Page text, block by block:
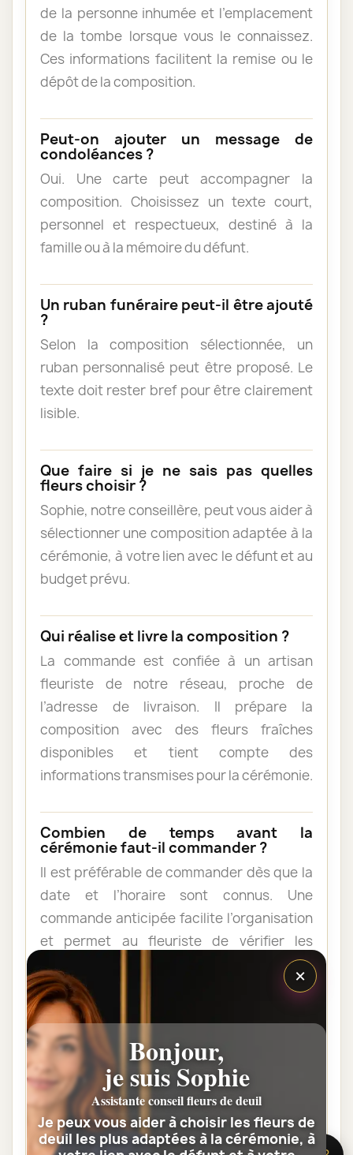
de la personne inhumée et l’emplacement
de la tombe lorsque vous le connaissez.
Ces informations facilitent la remise ou le
dépôt de la composition.
Peut-on ajouter un message de
condoléances ?
Oui. Une carte peut accompagner la
composition. Choisissez un texte court,
personnel et respectueux, destiné à la
famille ou à la mémoire du défunt.
Un ruban funéraire peut-il être ajouté
?
Selon la composition sélectionnée, un
ruban personnalisé peut être proposé. Le
texte doit rester bref pour être clairement
lisible.
Que faire si je ne sais pas quelles
fleurs choisir ?
Sophie, notre conseillère, peut vous aider à
sélectionner une composition adaptée à la
cérémonie, à votre lien avec le défunt et au
budget prévu.
Qui réalise et livre la composition ?
La commande est confiée à un artisan
fleuriste de notre réseau, proche de
l’adresse de livraison. Il prépare la
composition avec des fleurs fraîches
disponibles et tient compte des
informations transmises pour la cérémonie.
Combien de temps avant la
cérémonie faut-il commander ?
Il est préférable de commander dès que la
date et l’horaire sont connus. Une
commande anticipée facilite l’organisation
et permet au fleuriste de vérifier les
Les fleurs peuvent-elles être livrées
au domicile de la famille ?
Oui. Une composition de condoléances
peut être livrée au domicile avant ou après
la cérémonie. Vérifiez simplement que
quelqu’un pourra réceptionner les fleurs.
×
Bonjour,
je suis Sophie
Assistante conseil fleurs de deuil
Je peux vous aider à choisir les fleurs de
deuil les plus adaptées à la cérémonie, à